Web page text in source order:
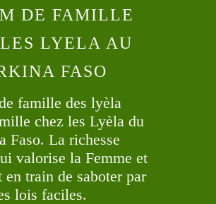
DE FAMILLE
LYELA AU
FASO
chez les Lyèla du
Faso. La richesse
valorise la Femme et
en train de saboter par
lois faciles.